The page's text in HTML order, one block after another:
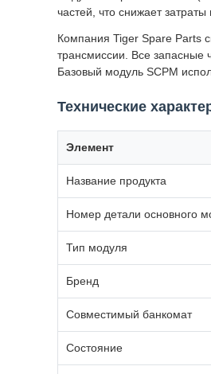
частей, что снижает
Компания Tiger Spare Parts
трансмиссии. Все запасные
Базовый модуль SCPM
Технические
Элемент
Название продукта
Номер детали основного
Тип модуля
Бренд
Совместимый банкомат
Состояние